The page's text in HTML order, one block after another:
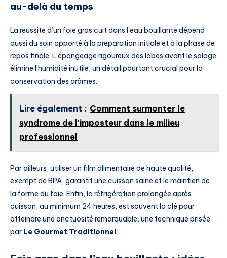
au-delà du temps
La réussite d’un foie gras cuit dans l’eau bouillante dépend
aussi du soin apporté à la préparation initiale et à la phase de
repos finale. L’épongeage rigoureux des lobes avant le salage
élimine l’humidité inutile, un détail pourtant crucial pour la
conservation des arômes.
Lire également : Comment surmonter le
syndrome de l'imposteur dans le milieu
professionnel
Par ailleurs, utiliser un film alimentaire de haute qualité,
exempt de BPA, garantit une cuisson saine et le maintien de
la forme du foie. Enfin, la réfrigération prolongée après
cuisson, au minimum 24 heures, est souvent la clé pour
atteindre une onctuosité remarquable, une technique prisée
par Le Gourmet Traditionnel.